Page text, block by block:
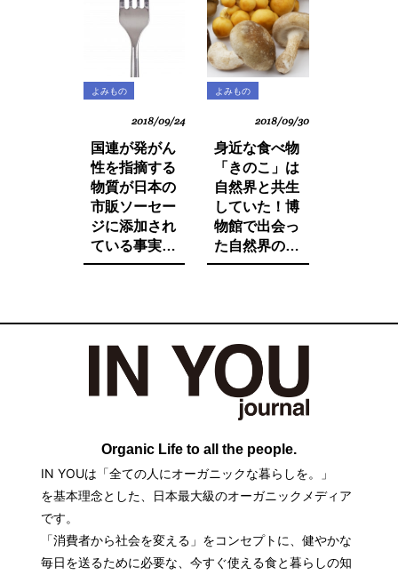
よみもの
2018/09/24
国連が発がん
性を指摘する
物質が日本の
市販ソーセー
ジに添加され
ている事実を
ご存知です
子供に食べさ
せたくないそ
の中身とは。
よみもの
2018/09/30
身近な食べ物
「きのこ」は
自然界と共生
していた！博
物館で出会っ
た自然界の法
則と栄養価が
Organic Life to all the people.
IN YOUは「全ての人にオーガニックな暮らしを。」
を基本理念とした、日本最大級のオーガニックメディア
です。
「消費者から社会を変える」をコンセプトに、健やかな
毎日を送るために必要な、今すぐ使える食と暮らしの知